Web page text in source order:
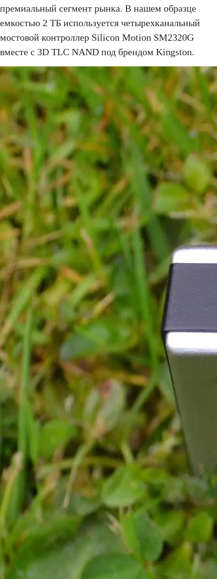
премиальный сегмент рынка. В нашем образце
емкостью 2 ТБ используется четырехканальный
мостовой контроллер Silicon Motion SM2320G
вместе с 3D TLC NAND под брендом Kingston.